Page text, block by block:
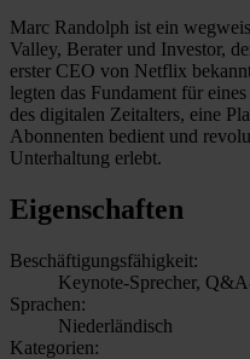
Marc Randolph ist ein
Valley, Berater und Investor,
erster CEO von Netflix
legten das Fundament für
des digitalen Zeitalters, eine
Abonnenten bedient und
Unterhaltung erlebt.
Eigenschaften
Beschäftigungsfähigkeit:
Keynote-Sprecher,
Sprachen:
Niederländisch
Kategorien: